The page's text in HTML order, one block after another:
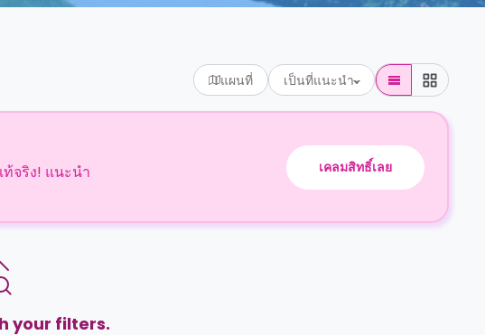
แผนที่ เป็นที่แนะนำ
จริง! แนะนำ
เคลมสิทธิ์เลย
your filters.